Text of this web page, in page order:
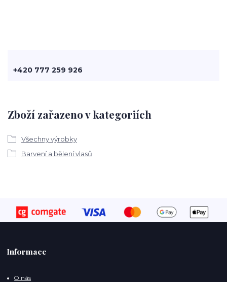
Zboží zařazeno v kategoriích
Všechny výrobky
Barvení a bělení vlasů
+420 777 259 926
Informace
O nás